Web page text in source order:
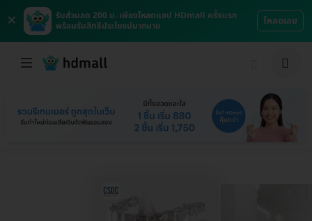
×
รับส่วนลด 200 บ. เพียงโหลดแอป HDmall ครั้งแรก
พร้อมรับสิทธิประโยชน์มากมาย
โหลดเลย